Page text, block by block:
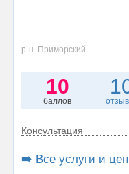
р-н. Приморский
10
баллов
Консультация
➡️ Все услуги и